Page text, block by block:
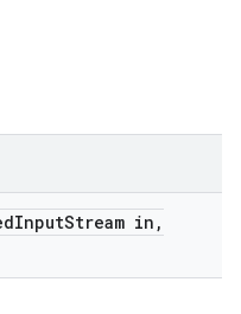
InputStream in ,